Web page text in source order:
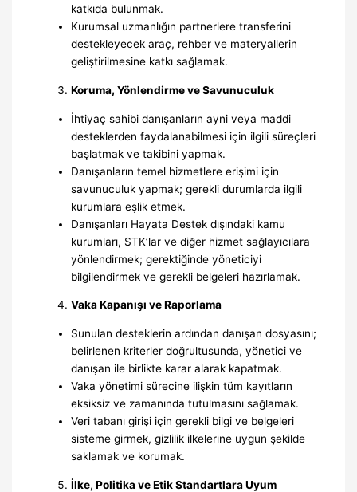
katkıda bulunmak.
Kurumsal uzmanlığın partnerlere transferini
destekleyecek araç, rehber ve materyallerin
geliştirilmesine katkı sağlamak.
Koruma, Yönlendirme ve Savunuculuk
İhtiyaç sahibi danışanların ayni veya maddi
desteklerden faydalanabilmesi için ilgili süreçleri
başlatmak ve takibini yapmak.
Danışanların temel hizmetlere erişimi için
savunuculuk yapmak; gerekli durumlarda ilgili
kurumlara eşlik etmek.
Danışanları Hayata Destek dışındaki kamu
kurumları, STK’lar ve diğer hizmet sağlayıcılara
yönlendirmek; gerektiğinde yöneticiyi
bilgilendirmek ve gerekli belgeleri hazırlamak.
Vaka Kapanışı ve Raporlama
Sunulan desteklerin ardından danışan dosyasını;
belirlenen kriterler doğrultusunda, yönetici ve
danışan ile birlikte karar alarak kapatmak.
Vaka yönetimi sürecine ilişkin tüm kayıtların
eksiksiz ve zamanında tutulmasını sağlamak.
Veri tabanı girişi için gerekli bilgi ve belgeleri
sisteme girmek, gizlilik ilkelerine uygun şekilde
saklamak ve korumak.
İlke, Politika ve Etik Standartlara Uyum